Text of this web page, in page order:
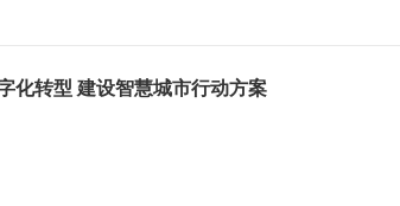
化转型 建设智慧城市行动方案